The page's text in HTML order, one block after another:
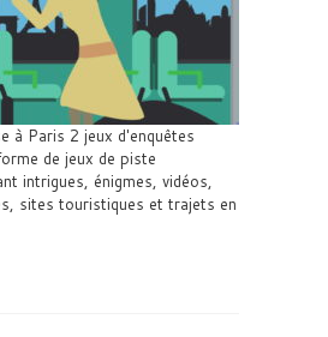
à Paris 2 jeux d'enquêtes
de jeux de piste
intrigues, énigmes, vidéos,
sites touristiques et trajets en